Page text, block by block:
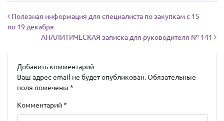
Навигация по записям
Полезная информация для специалиста по закупкам с 15
по 19 декабря
АНАЛИТИЧЕСКАЯ записка для руководителя № 141
Добавить комментарий
Ваш адрес email не будет опубликован. Обязательные
поля помечены *
Комментарий*